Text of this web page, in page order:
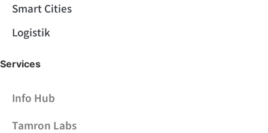
Smart Cities
Logistik
Services
Info Hub
Tamron Labs